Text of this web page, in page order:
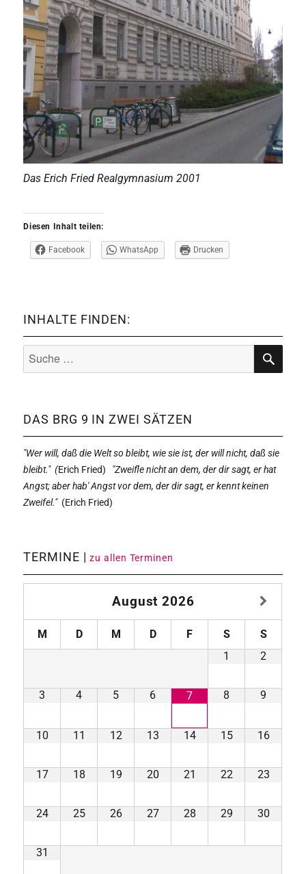
Das Erich Fried Realgymnasium 2001
Diesen Inhalt teilen:
Facebook WhatsApp Drucken
INHALTE FINDEN:
Suche
nach:
SUCHE
DAS BRG 9 IN ZWEI SÄTZEN
"Wer will, daß die Welt so bleibt, wie sie ist, der will nicht, daß sie
bleibt." (Erich Fried)
"Zweifle nicht an dem, der dir sagt, er hat
Angst; aber hab' Angst vor dem, der dir sagt, er kennt keinen
Zweifel."(Erich Fried)
TERMINE |zu allen Terminen
August 2026
M D M D F S
S
1
2
3 4 5 6 7 8 9
10 11 12 13 14 15 16
17 18 19 20 21 22 23
24 25 26 27 28 29 30
31